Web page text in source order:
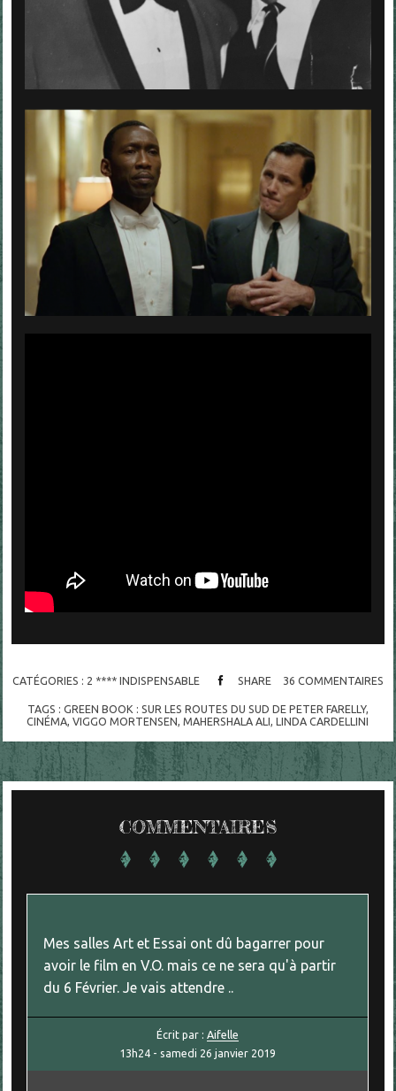
CATÉGORIES : 2 **** INDISPENSABLE SHARE 36 COMMENTAIRES
TAGS : GREEN BOOK : SUR LES ROUTES DU SUD DE PETER FARELLY,
CINÉMA,VIGGO MORTENSEN,MAHERSHALA ALI,LINDA CARDELLINI
COMMENTAIRES
Mes salles Art et Essai ont dû bagarrer pour
avoir le film en V.O. mais ce ne sera qu'à partir
du 6 Février. Je vais attendre ..
Écrit par :Aifelle
13h24 - samedi 26 janvier 2019